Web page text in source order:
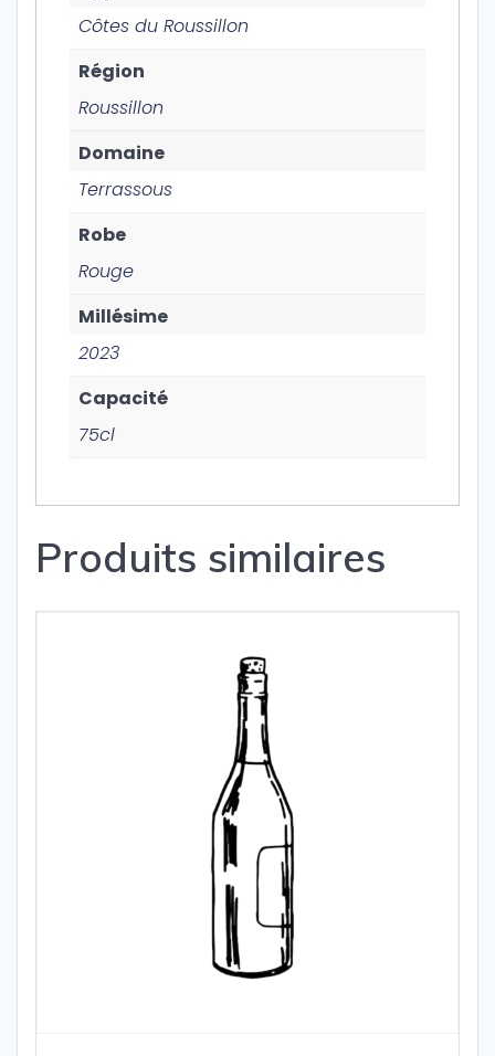
Côtes du Roussillon
Région
Roussillon
Domaine
Terrassous
Robe
Rouge
Millésime
2023
Capacité
75cl
Produits similaires